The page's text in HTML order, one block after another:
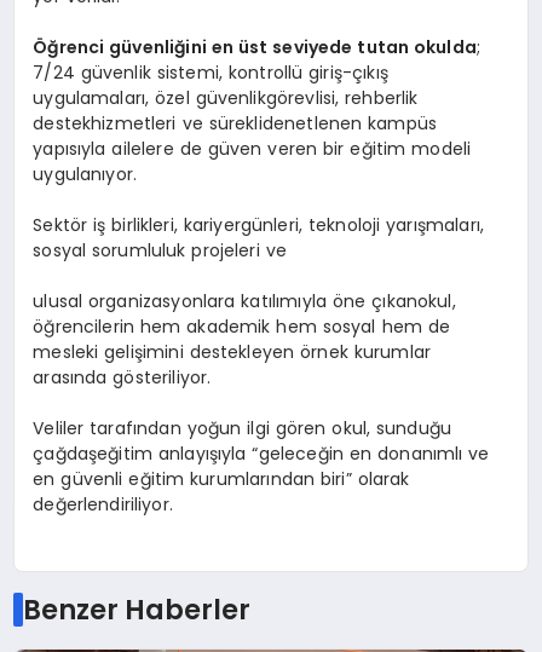
Öğrenci güvenliğini en üst seviyede tutan okulda;
7/24 güvenlik sistemi, kontrollü giriş-çıkış
uygulamaları, özel güvenlikgörevlisi, rehberlik
destekhizmetleri ve süreklidenetlenen kampüs
yapısıyla ailelere de güven veren bir eğitim modeli
uygulanıyor.
Sektör iş birlikleri, kariyergünleri, teknoloji yarışmaları,
sosyal sorumluluk projeleri ve
ulusal organizasyonlara katılımıyla öne çıkanokul,
öğrencilerin hem akademik hem sosyal hem de
mesleki gelişimini destekleyen örnek kurumlar
arasında gösteriliyor.
Veliler tarafından yoğun ilgi gören okul, sunduğu
çağdaşeğitim anlayışıyla “geleceğin en donanımlı ve
en güvenli eğitim kurumlarından biri” olarak
değerlendiriliyor.
Benzer Haberler